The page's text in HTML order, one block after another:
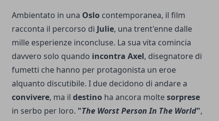
Ambientato in una Oslo contemporanea, il film
racconta il percorso di Julie, una trent'enne dalle
mille esperienze inconcluse. La sua vita comincia
davvero solo quando incontra Axel, disegnatore di
fumetti che hanno per protagonista un eroe
alquanto discutibile. I due decidono di andare a
convivere, ma il destino ha ancora moltesorprese
in serbo per loro. "The Worst Person In The World",